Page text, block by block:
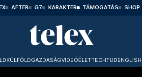
AFTER G7 KARAKTER TÁMOGATÁS SHOP
KÜLFÖLDGAZDASÁGVIDEÓÉLETTECHTUDENGLISH